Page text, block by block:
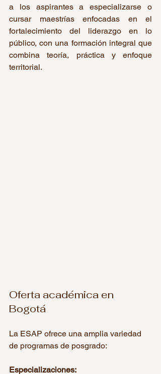
a los aspirantes a especializarse o
cursar maestrías enfocadas en el
fortalecimiento del liderazgo en lo
público, con una formación integral que
combina teoría, práctica y enfoque
territorial.
Oferta académica en
Bogotá
La ESAP ofrece una amplia variedad
de programas de posgrado:
Especializaciones: